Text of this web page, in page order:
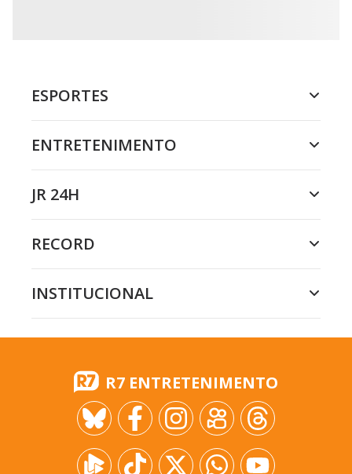
ESPORTES
ENTRETENIMENTO
JR 24H
RECORD
INSTITUCIONAL
R7 ENTRETENIMENTO